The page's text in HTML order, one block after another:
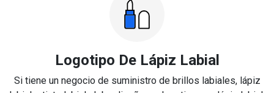
Logotipo De Lápiz Labial
Si tiene un negocio de suministro de brillos labiales, lápiz